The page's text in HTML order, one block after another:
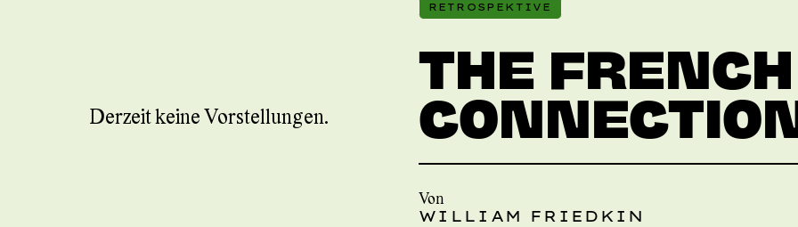
Derzeit keine Vorstellungen.
RETROSPEKTIVE
THE FRENCH
Von
WILLIAM FRIEDKIN